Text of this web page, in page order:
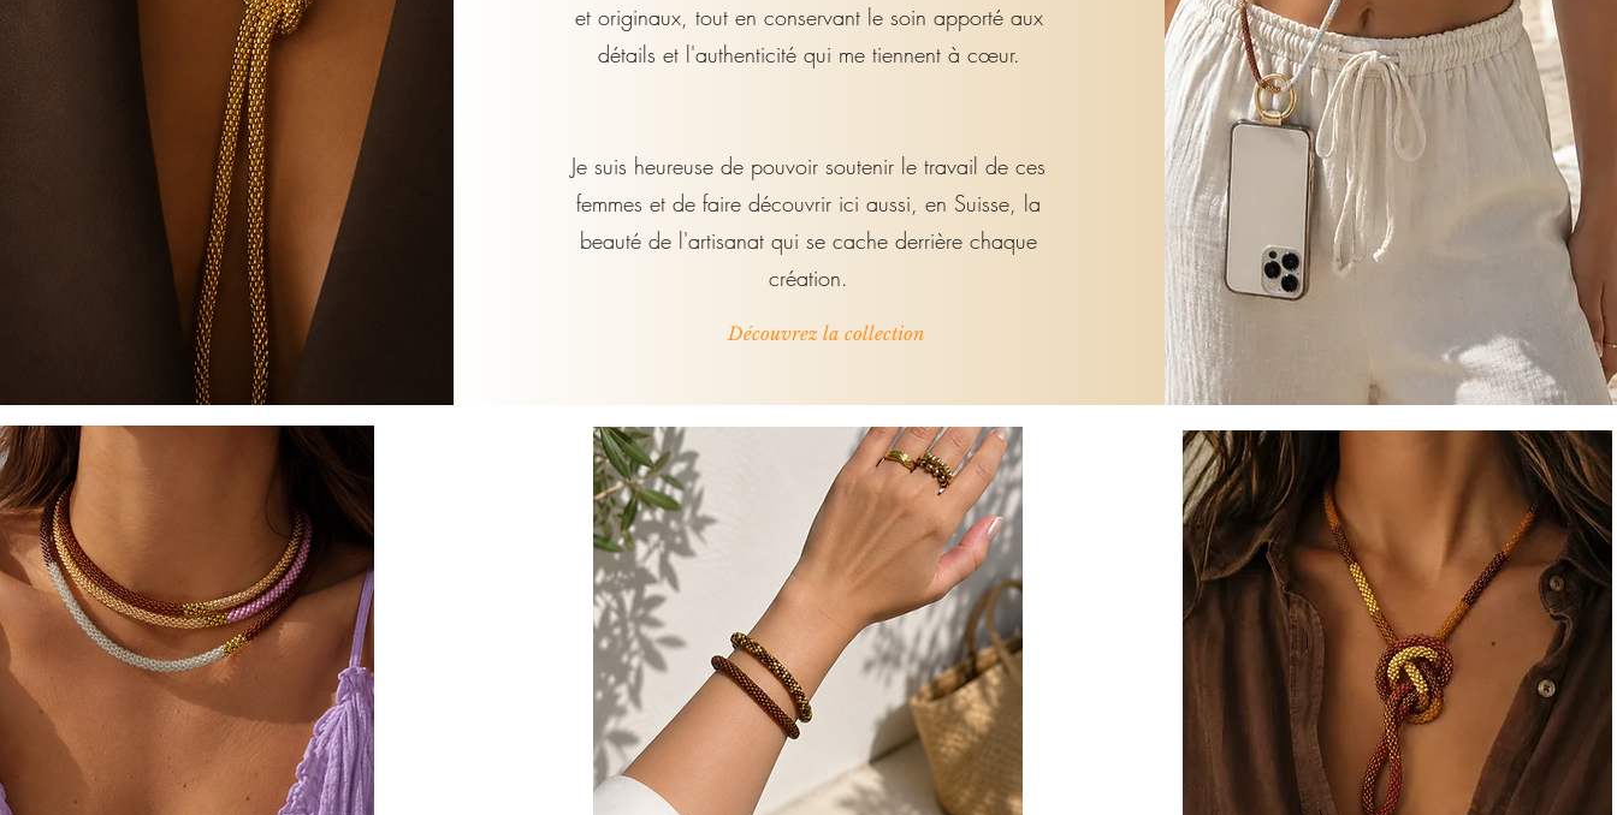
et originaux, tout en conservant le soin apporté aux
détails et l'authenticité qui me tiennent à cœur.
Je suis heureuse de pouvoir soutenir le travail de ces
femmes et de faire découvrir ici aussi, en Suisse, la
beauté de l'artisanat qui se cache derrière chaque
création.
Découvrez la collection